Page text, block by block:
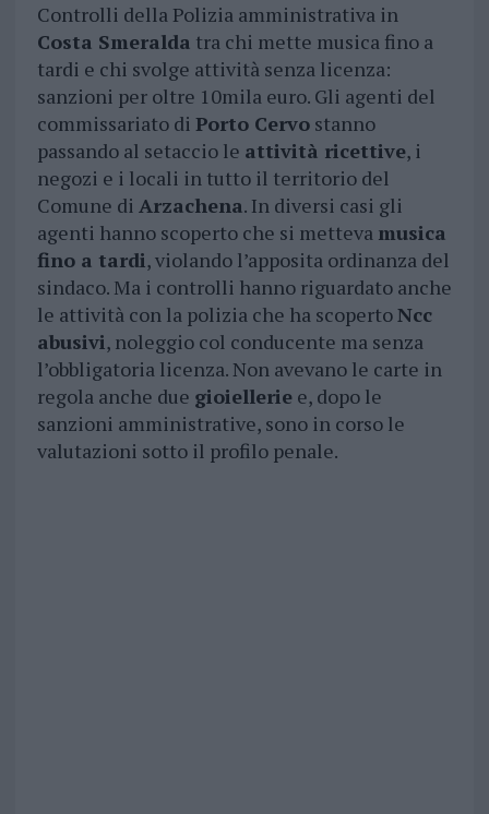
Controlli della Polizia amministrativa in
Costa Smeralda tra chi mette musica fino a
tardi e chi svolge attività senza licenza:
sanzioni per oltre 10mila euro. Gli agenti del
commissariato di Porto Cervostanno
passando al setaccio le attività ricettive, i
negozi e i locali in tutto il territorio del
Comune di Arzachena. In diversi casi gli
agenti hanno scoperto che si metteva musica
fino a tardi, violando l’apposita ordinanza del
sindaco. Ma i controlli hanno riguardato anche
le attività con la polizia che ha scopertoNcc
abusivi, noleggio col conducente ma senza
l’obbligatoria licenza. Non avevano le carte in
regola anche due gioielleriee, dopo le
sanzioni amministrative, sono in corso le
valutazioni sotto il profilo penale.